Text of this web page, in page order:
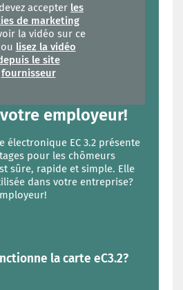
accepter les
de marketing
la vidéo sur ce
lisez la vidéo
le site
fournisseur
employeur!
électronique EC 3.2 présente
pour les chômeurs
sûre, rapide et simple. Elle
dans votre entreprise?
la carte eC3.2?